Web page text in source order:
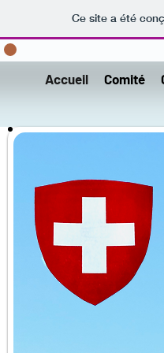
Ce site a été
Accueil Comité